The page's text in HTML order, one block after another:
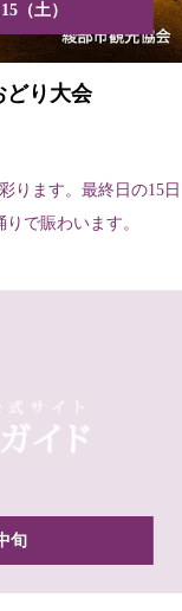
（土）
どり大会
ります。最終日の15日
で賑わいます。
旬